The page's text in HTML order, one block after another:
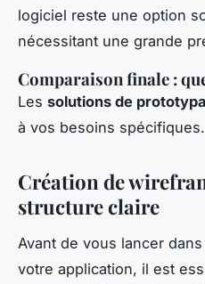
logiciel reste une option
nécessitant une grande
Comparaison finale :
Les solutions de
à vos besoins spécifiques.
Création de
structure claire
Avant de vous lancer
votre application, il est